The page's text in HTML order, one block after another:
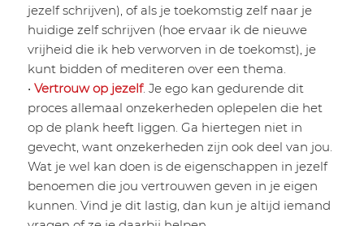
jezelf schrijven), of als je toekomstig zelf naar je
huidige zelf schrijven (hoe ervaar ik de nieuwe
vrijheid die ik heb verworven in de toekomst), je
kunt bidden of mediteren over een thema.
• Vertrouw op jezelf. Je ego kan gedurende dit
proces allemaal onzekerheden oplepelen die het
op de plank heeft liggen. Ga hiertegen niet in
gevecht, want onzekerheden zijn ook deel van jou.
Wat je wel kan doen is de eigenschappen in jezelf
benoemen die jou vertrouwen geven in je eigen
kunnen. Vind je dit lastig, dan kun je altijd iemand